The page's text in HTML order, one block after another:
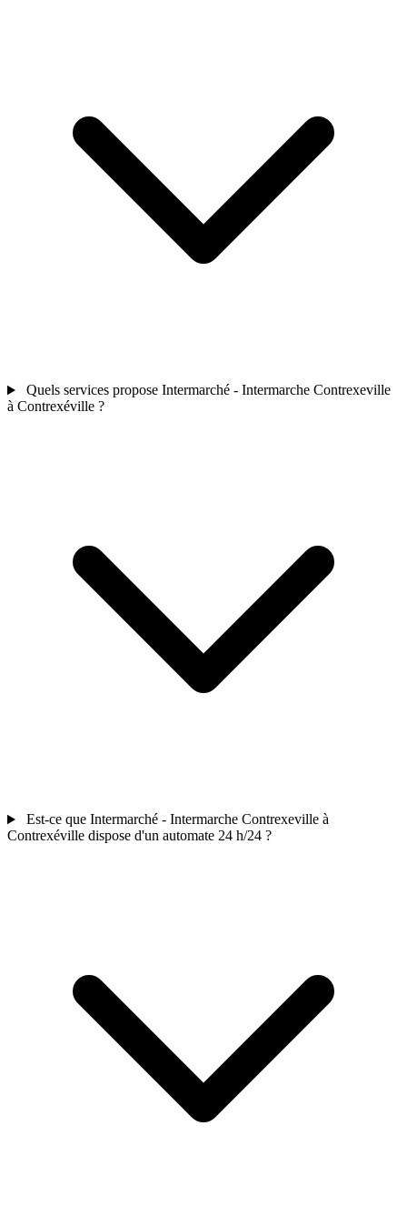
Quels services propose Intermarché - Intermarche Contrexeville
à Contrexéville ?
Est-ce que Intermarché - Intermarche Contrexeville à
Contrexéville dispose d'un automate 24 h/24 ?